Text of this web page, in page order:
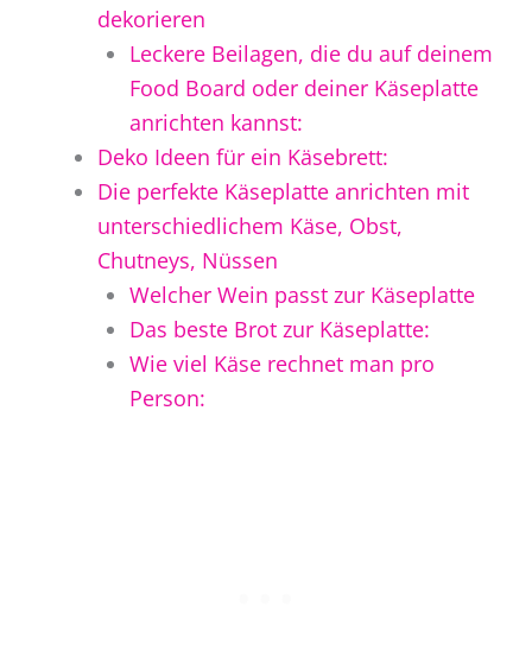
dekorieren
Leckere Beilagen, die du auf deinem
Food Board oder deiner Käseplatte
anrichten kannst:
Deko Ideen für ein Käsebrett:
Die perfekte Käseplatte anrichten mit
unterschiedlichem Käse, Obst,
Chutneys, Nüssen
Welcher Wein passt zur Käseplatte
Das beste Brot zur Käseplatte:
Wie viel Käse rechnet man pro
Person: